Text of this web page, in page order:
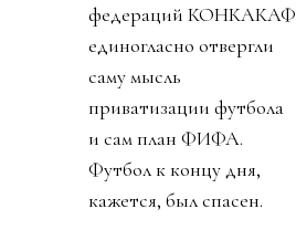
федераций КОНКАКАФ
единогласно отвергли
саму мысль
приватизации футбола
и сам план ФИФА.
Футбол к концу дня,
кажется, был спасен.